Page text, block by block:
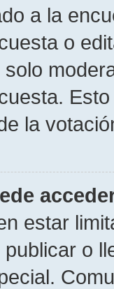
a la
o
la
estar
publicar o